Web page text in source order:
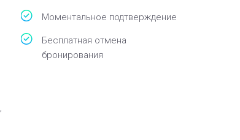
Моментальное подтверждение
Бесплатная отмена
бронирования